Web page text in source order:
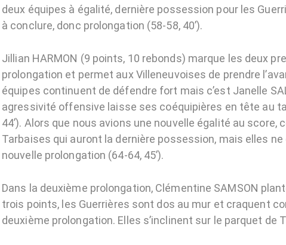
deux équipes à égalité, dernière possession pour les
à conclure, donc prolongation (58-58, 40’).
Jillian HARMON (9 points, 10 rebonds) marque les deux
prolongation et permet aux Villeneuvoises de prendre
équipes continuent de défendre fort mais c’est Janelle
agressivité offensive laisse ses coéquipières en tête au
44’). Alors que nous avions une nouvelle égalité au
Tarbaises qui auront la dernière possession, mais elles
nouvelle prolongation (64-64, 45’).
Dans la deuxième prolongation, Clémentine SAMSON
trois points, les Guerrières sont dos au mur et craquent
deuxième prolongation. Elles s’inclinent sur le parquet de